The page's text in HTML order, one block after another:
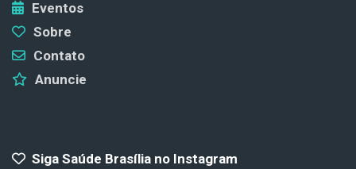
Eventos
Sobre
Contato
Anuncie
Siga Saúde Brasília no Instagram